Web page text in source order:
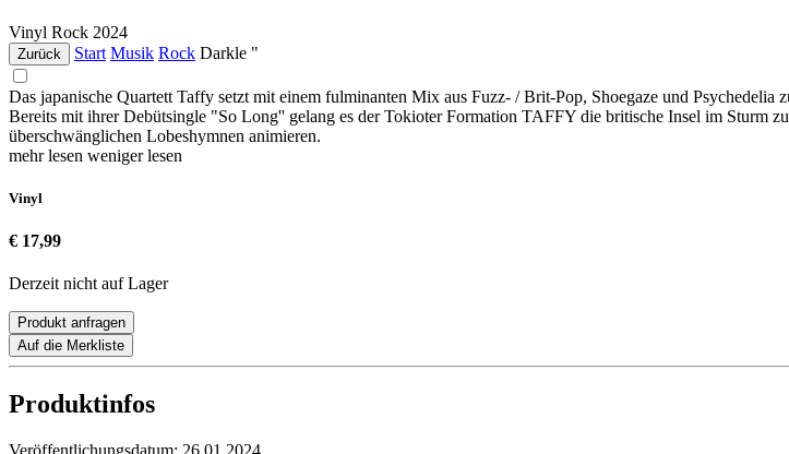
Vinyl Rock 2024
Zurück Start Musik Rock Darkle "
Das japanische Quartett Taffy setzt mit einem fulminanten Mix aus Fuzz- / Brit-Pop, Shoegaze und
Bereits mit ihrer Debütsingle "So Long'' gelang es der Tokioter Formation TAFFY die britische Insel im Sturm
überschwänglichen Lobeshymnen animieren.
mehr lesen weniger lesen
Vinyl
€ 17,99
Derzeit nicht auf Lager
Produkt anfragen
Auf die Merkliste
Produktinfos